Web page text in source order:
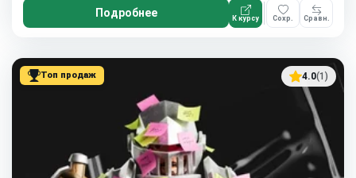
Подробнее К курсу Сохр. Сравн.
Топ продаж 4.0(1)